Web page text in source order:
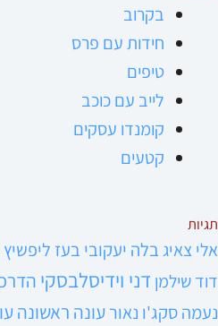
בקרוב
חידות עם פרס
טיפים
לייב עם כוכב
קומנדו עסקים
קטעים
תגיות
אלי צאיגבלה יעקובי בעז ליפשיץ
דוד שילמן דני וידיסלבסקי
נעמה סקג'ו נאורעונה ראשונה